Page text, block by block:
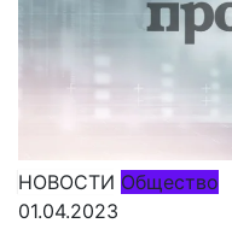
НОВОСТИ Общество
01.04.2023